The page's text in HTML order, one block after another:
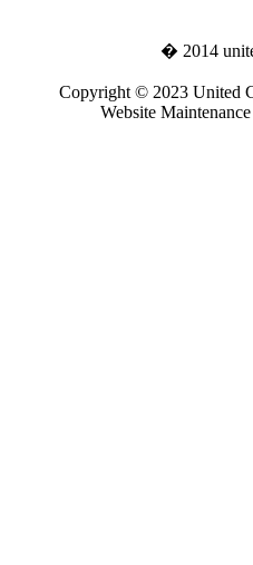
� 2014
Copyright © 2023 United
Website